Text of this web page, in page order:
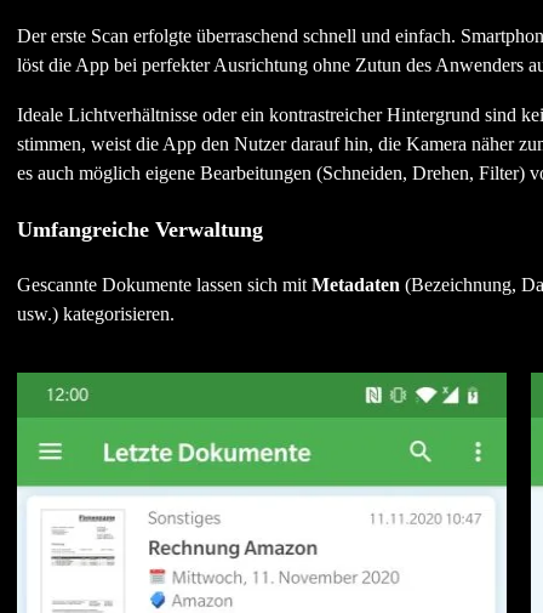
Der erste Scan erfolgte überraschend schnell und einfach.
löst die App bei perfekter Ausrichtung ohne Zutun des Anwenders
Ideale Lichtverhältnisse oder ein kontrastreicher Hintergrund sind
stimmen, weist die App den Nutzer darauf hin, die Kamera näher
es auch möglich eigene Bearbeitungen (Schneiden, Drehen, Filter)
Umfangreiche Verwaltung
Gescannte Dokumente lassen sich mit Metadaten (Bezeichnung,
usw.) kategorisieren.